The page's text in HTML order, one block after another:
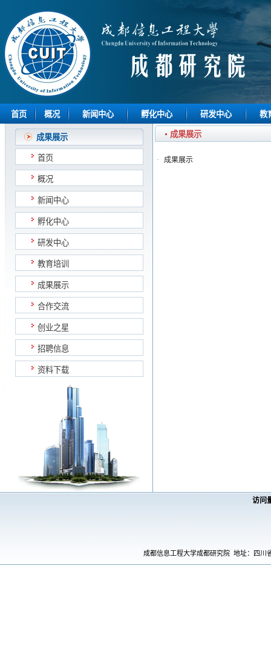
首页 概况 新闻中心 孵化中心 研发中心 教
成果展示
首页
概况
新闻中心
孵化中心
研发中心
教育培训
成果展示
合作交流
创业之星
招聘信息
资料下载
成果展示
· 成果展示
访问
成都信息工程大学成都研究院 地址：四川